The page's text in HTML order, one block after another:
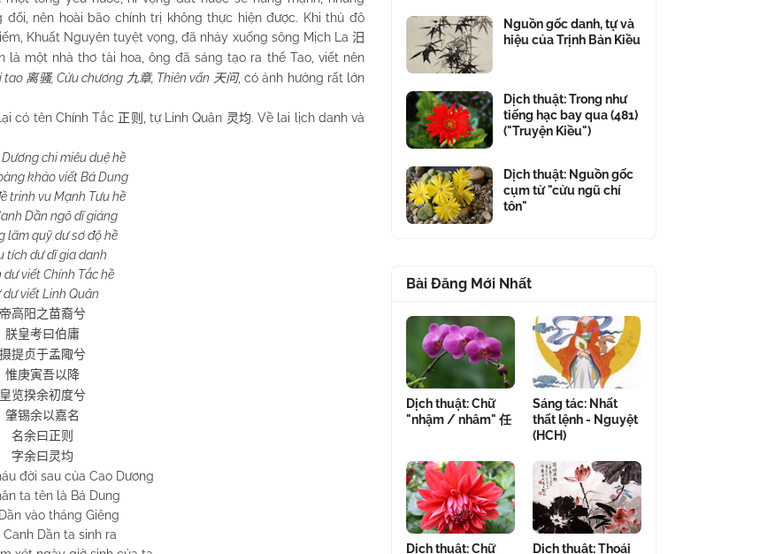
đối, nên hoài bão chính trị không thực hiện được. Khi thủ đô
Khuất Nguyên tuyệt vọng, đã nhảy xuống sông Mịch La 汨
là một nhà thơ tài hoa, ông đã sáng tạo ra thể Tao, viết nên
tao 离骚, Cửu chương 九章, Thiên vấn 天问, có ảnh hưởng rất lớn
, lại có tên Chính Tắc 正则 , tự Linh Quân 灵均. Về lai lịch danh và
chi miêu duệ hề
khảo viết Bá Dung
trinh vu Mạnh Tưu hề
Dần ngô dĩ giáng
lãm quỹ dư sơ độ hề
tích dư dĩ gia danh
dư viết Chính Tắc hề
dư viết Linh Quân
帝高阳之苗裔兮
朕皇考曰伯庸
摄提贞于孟陬兮
惟庚寅吾以降
皇览揆余初度兮
肇锡余以嘉名
名余曰正则
字余曰灵均
đời sau của Cao Dương
ta tên là Bá Dung
vào tháng Giêng
Canh Dần ta sinh ra
Nguồn gốc danh, tự và
hiệu của Trịnh Bản Kiều
Dịch thuật: Trong như
tiếng hạc bay qua (481)
("Truyện Kiều")
Dịch thuật: Nguồn gốc
cụm từ "cửu ngũ chí
tôn"
Bài Đăng Mới Nhất
Dịch thuật: Chữ
"nhậm / nhâm" 任
Sáng tác: Nhất
thất lệnh - Nguyệt
(HCH)
Dịch thuật: Chữ
Dịch thuật: Thoái